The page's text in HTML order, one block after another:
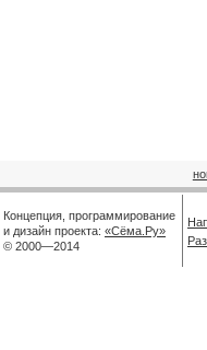
Концепция, программирование
и дизайн проекта: «Сёма.Ру»
© 2000—2014